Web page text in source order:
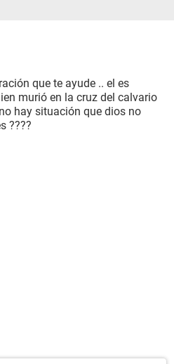
que te ayude .. el es
murió en la cruz del calvario
hay situación que dios no
????